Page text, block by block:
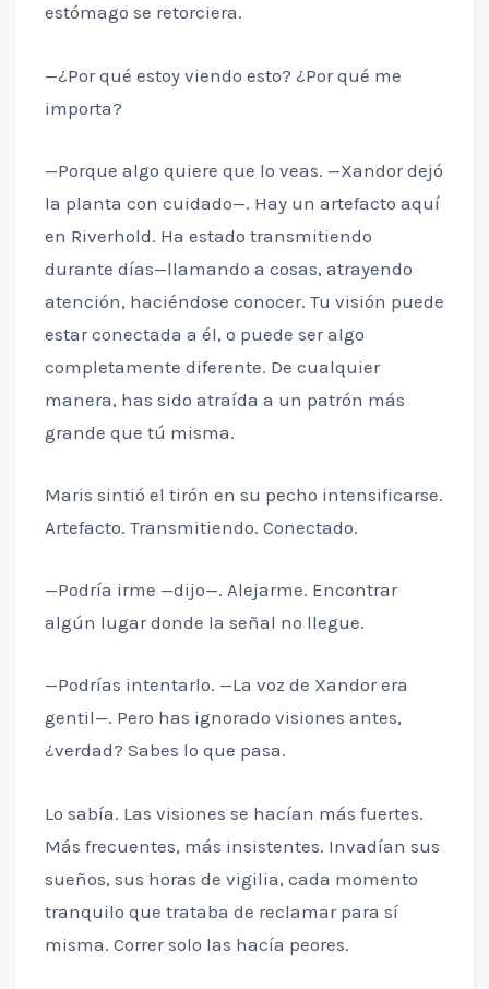
estómago se retorciera.
—¿Por qué estoy viendo esto? ¿Por qué me
importa?
—Porque algo quiere que lo veas. —Xandor dejó
la planta con cuidado—. Hay un artefacto aquí
en Riverhold. Ha estado transmitiendo
durante días—llamando a cosas, atrayendo
atención, haciéndose conocer. Tu visión puede
estar conectada a él, o puede ser algo
completamente diferente. De cualquier
manera, has sido atraída a un patrón más
grande que tú misma.
Maris sintió el tirón en su pecho intensificarse.
Artefacto. Transmitiendo. Conectado.
—Podría irme —dijo—. Alejarme. Encontrar
algún lugar donde la señal no llegue.
—Podrías intentarlo. —La voz de Xandor era
gentil—. Pero has ignorado visiones antes,
¿verdad? Sabes lo que pasa.
Lo sabía. Las visiones se hacían más fuertes.
Más frecuentes, más insistentes. Invadían sus
sueños, sus horas de vigilia, cada momento
tranquilo que trataba de reclamar para sí
misma. Correr solo las hacía peores.